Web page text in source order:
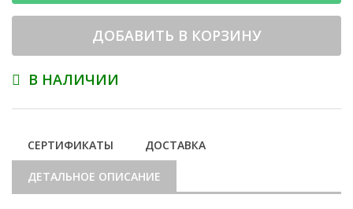
ДОБАВИТЬ В КОРЗИНУ
В НАЛИЧИИ
СЕРТИФИКАТЫ ДОСТАВКА
ДЕТАЛЬНОЕ ОПИСАНИЕ